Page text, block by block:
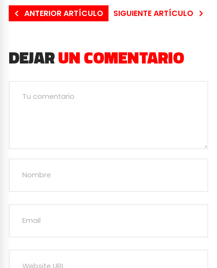
ANTERIOR ARTÍCULO SIGUIENTE ARTÍCULO
DEJARUN COMENTARIO